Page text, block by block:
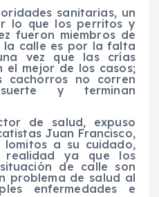
sanitarias, un
lo que los perritos y
fueron miembros de
la calle es por la falta
vez que las crías
el mejor de los casos;
cachorros no corren
y terminan
de salud, expuso
Juan Francisco,
a su cuidado,
ya que los
de calle son
problema de salud al
enfermedades e